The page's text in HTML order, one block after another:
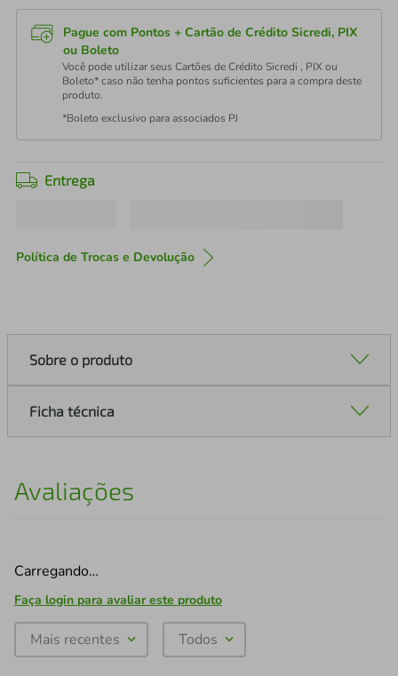
Pague com Pontos + Cartão de Crédito Sicredi, PIX
ou Boleto
Você pode utilizar seus Cartões de Crédito Sicredi , PIX ou
Boleto* caso não tenha pontos suficientes para a compra deste
produto.
*Boleto exclusivo para associados PJ
Entrega
Política de Trocas e Devolução
Sobre o produto
Ficha técnica
Avaliações
Carregando…
Faça login para avaliar este produto
Mais recentes Todos